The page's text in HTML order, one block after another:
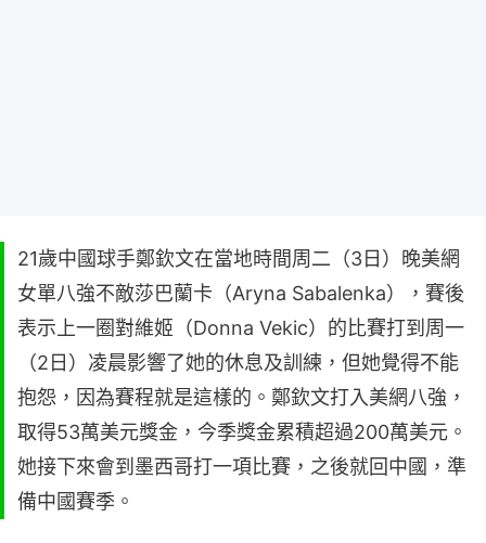
21歲中國球手鄭欽文在當地時間周二（3日）晚美網
女單八強不敵莎巴蘭卡（Aryna Sabalenka），賽後
表示上一圈對維姬（Donna Vekic）的比賽打到周一
（2日）凌晨影響了她的休息及訓練，但她覺得不能
抱怨，因為賽程就是這樣的。鄭欽文打入美網八強，
取得53萬美元獎金，今季獎金累積超過200萬美元。
她接下來會到墨西哥打一項比賽，之後就回中國，準
備中國賽季。